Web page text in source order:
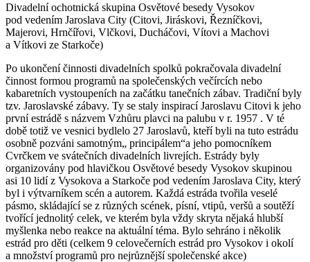
Divadelní ochotnická skupina Osvětové besedy Vysokov
pod vedením Jaroslava City (Citovi, Jiráskovi, Řezníčkovi,
Majerovi, Hrnčířovi, Vlčkovi, Ducháčovi, Vítovi a Machovi
a Vítkovi ze Starkoče)
Po ukončení činnosti divadelních spolků pokračovala divadelní
činnost formou programů na společenských večírcích nebo
kabaretních vystoupeních na začátku tanečních zábav. Tradiční byly
tzv. Jaroslavské zábavy. Ty se staly inspirací Jaroslavu Citovi k jeho
první estrádě s názvem Vzhůru plavci na palubu v r. 1957 . V té
době totiž ve vesnici bydlelo 27 Jaroslavů, kteří byli na tuto estrádu
osobně pozváni samotným„ principálem“a jeho pomocníkem
Cvrčkem ve svátečních divadelních livrejích. Estrády byly
organizovány pod hlavičkou Osvětové besedy Vysokov skupinou
asi 10 lidí z Vysokova a Starkoče pod vedením Jaroslava City, který
byl i výtvarníkem scén a autorem. Každá estráda tvořila veselé
pásmo, skládající se z různých scének, písní, vtipů, veršů a soutěží
tvořící jednolitý celek, ve kterém byla vždy skryta nějaká hlubší
myšlenka nebo reakce na aktuální téma. Bylo sehráno i několik
estrád pro děti (celkem 9 celovečerních estrád pro Vysokov i okolí
a množství programů pro nejrůznější společenské akce)